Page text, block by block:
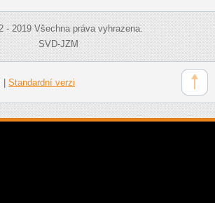
- 2019 Všechna práva vyhrazena.
SVD-JZM
Standardní verzi